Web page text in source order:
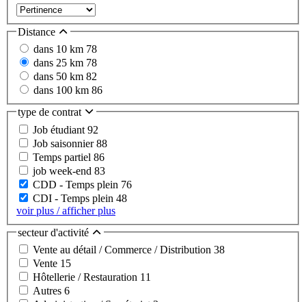
Distance
dans 10 km 78
dans 25 km 78
dans 50 km 82
dans 100 km 86
type de contrat
Job étudiant 92
Job saisonnier88
Temps partiel 86
job week-end 83
CDD - Temps plein 76
CDI - Temps plein 48
voir plus / afficher plus
secteur d'activité
Vente au détail / Commerce / Distribution 38
Vente 15
Hôtellerie / Restauration 11
Autres 6